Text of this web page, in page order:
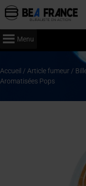
Menu
Accueil / Article fumeur /
Aromatisées Pops